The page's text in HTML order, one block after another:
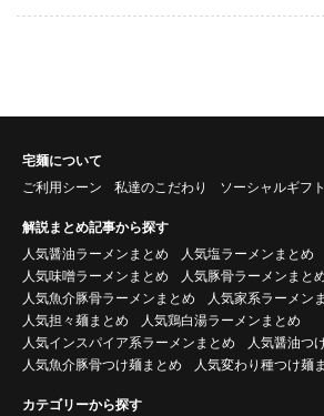
宅麺について
ご利用シーン
私達のこだわり ソーシャルギフト
解説まとめ記事から探す
人気醤油ラーメンまとめ
人気塩ラーメンまとめ
人気味噌ラーメンまとめ
人気豚骨ラーメンまと
人気魚介豚骨ラーメンまとめ
人気家系ラーメン
人気担々麺まとめ
人気鶏白湯ラーメンまとめ
人気インスパイア系ラーメンまとめ
人気醤油つ
人気魚介豚骨つけ麺まとめ
人気変わり種つけ麺
カテゴリーから探す